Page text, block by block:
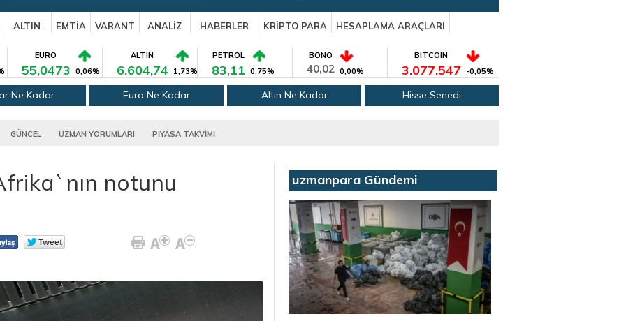
ALTIN EMTİA VARANT ANALİZ HABERLER KRİPTO PARA
HESAPLAMA ARAÇLARI
EURO
55,0473 0,06%
ALTIN
6.604,74 1,73%
PETROL
83,11 0,75%
BONO
40,02 0,00%
BITCOIN
3.077.547 -0,05%
Ne Kadar Euro Ne Kadar Altın Ne Kadar Hisse Senedi
GÜNCEL UZMAN YORUMLARI PİYASA TAKVİMİ
notunu
uzmanpara Gündemi